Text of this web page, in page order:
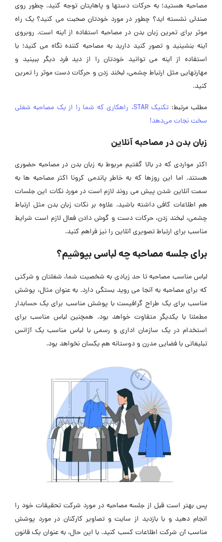
مصاحبه هستید؛ به حرکات دستها و پاهایتان توجه کنید. چطور روی
صندلی نشسته اید؟ چطور در مورد خودتان صحبت می کنید؟ یک راه
موثر برای تمرین زبان بدن در مصاحبه استفاده از آینه است. روبروی
آینه بنشینید و تصور کنید دارید به مصاحبه کننده نگاه می کنید؛ با
استفاده از آینه می توانید خودتان را از دید فرد دیگر ببینید و
مهارتهایی مثل ارتباط چشمی، لبخند زدن و حرکات دست موثر را تمرین
کنید.
مطلب مرتبط:
تکنیک STAR، راهکاری که شما را از یک مصاحبه شغلی
سخت نجات می‌دهد!
زبان بدن در مصاحبه آنلاین
اکثر مواردی که در بالا گفتیم مربوط به زبان بدن در مصاحبه حضوری
هستند. اما این روزها که به خاطر پاندمی کرونا اکثر مصاحبه ها به
سمت آنلاین شدن پیش می روند لازم است در مورد نکات این جلسات
هم اطلاعات کافی داشته باشید. علاوه بر نکات زبان بدن مثل ارتباط
چشمی، لبخند زدن، حرکات دست و گوش دادن فعال لازم است شرایط
مناسب برای ارتباط تصویری آنلاین را نیز فراهم کنید.
برای جلسه مصاحبه چه لباسی بپوشیم؟
لباس مناسب مصاحبه تا حد زیادی به شخصیت شما، شغلتان و شرکتی
که برای مصاحبه به آنجا می روید بستگی دارد. به عنوان مثال، پوشش
مناسب برای یک طراح گرافیست با پوشش مناسب برای یک حسابدار
مطمئنا با یکدیگر متفاوت خواهد بود. همچنین لباس مناسب برای
استخدام در یک سازمان اداری و رسمی با لباس مناسب یک آژانس
تبلیغاتی با فضایی مدرن و دوستانه هم یکسان نخواهد بود.
پس بهتر است قبل از جلسه مصاحبه در مورد شرکت تحقیقات خود را
انجام دهید و با بازدید از سایت و تصاویر کارکنان در مورد پوشش
مناسب آن شرکت اطلاعات کسب کنید. با این حال، به عنوان یک قانون